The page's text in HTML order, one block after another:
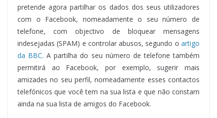
pretende agora partilhar os dados dos seus utilizadores
com o Facebook, nomeadamente o seu número de
telefone, com objectivo de bloquear mensagens
indesejadas (SPAM) e controlar abusos, segundo o artigo
da BBC. A partilha do seu número de telefone também
permitirá ao Facebook, por exemplo, sugerir mais
amizades no seu perfil, nomeadamente esses contactos
telefónicos que você tem na sua lista e que não constam
ainda na sua lista de amigos do Facebook.